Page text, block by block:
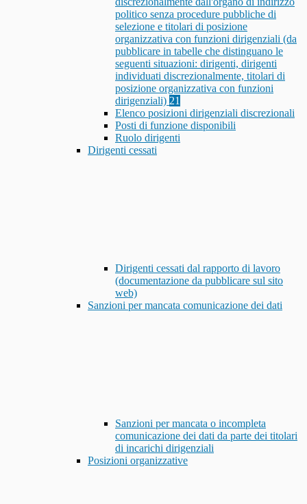
politico senza procedure pubbliche di
selezione e titolari di posizione
organizzativa con funzioni dirigenziali (da
pubblicare in tabelle che distinguano le
seguenti situazioni: dirigenti, dirigenti
individuati discrezionalmente, titolari di
posizione organizzativa con funzioni
dirigenziali) 21
Elenco posizioni dirigenziali discrezionali
Posti di funzione disponibili
Ruolo dirigenti
Dirigenti cessati
Dirigenti cessati dal rapporto di lavoro
(documentazione da pubblicare sul sito
web)
Sanzioni per mancata comunicazione dei dati
Sanzioni per mancata o incompleta
comunicazione dei dati da parte dei titolari
di incarichi dirigenziali
Posizioni organizzative